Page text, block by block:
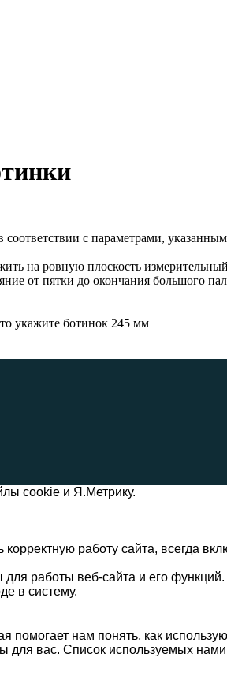
соответствии с параметрами,
на ровную плоскость
от пятки до окончания большого
укажите ботинок 245 мм
cookie и Я.Метрику.
работу сайта, всегда
работы веб-сайта и его
в систему.
нам понять, как
для вас. Список используемых